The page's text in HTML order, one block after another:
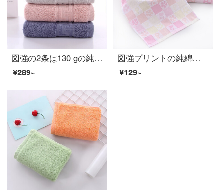
図強の2条は130 gの純綿の新しい疆綿のタオルを詰めます。大人の男女は厚くて柔らかいです。水を吸います。家庭用の洗顔タオルは毛白+青34*74 cmが落ちにくいです。
¥289~
図強プリントの純綿子供用タオル3枚に綿漫画の子供用タオル、赤ちゃん用の洗顔タオル、柔らかいおしぼり2+青1
¥129~